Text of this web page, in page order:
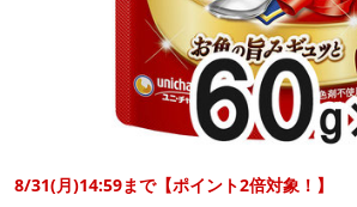
8/31(月)14:59まで【ポイント2倍対象！】